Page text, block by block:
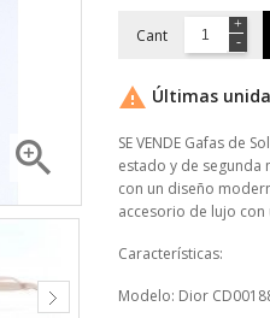

Cant
 Últimas
SE VENDE Gafas de
estado y de segunda
con un diseño
accesorio de lujo
Características:
Modelo: Dior